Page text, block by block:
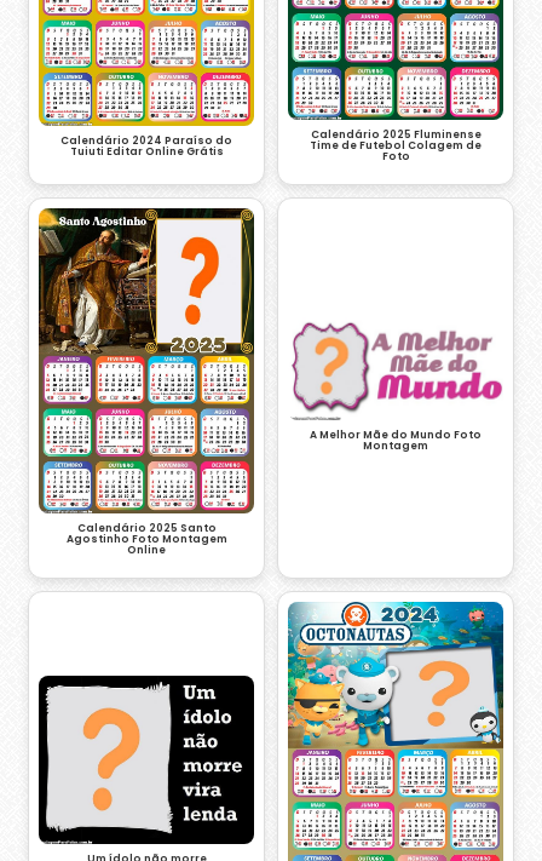
Calendário 2024 Paraíso do
Tuiuti Editar Online Grátis
Calendário 2025 Fluminense
Time de Futebol Colagem de
Foto
Calendário 2025 Santo
Agostinho Foto Montagem
Online
A Melhor Mãe do Mundo Foto
Montagem
Um ídolo não morre